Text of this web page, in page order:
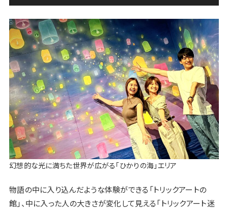
幻想的な光に満ちた世界が広がる「ひかりの海」エリア
物語の中に入り込んだような体験ができる「トリックアートの
館」、中に入った人の大きさが変化して見える「トリックアート迷